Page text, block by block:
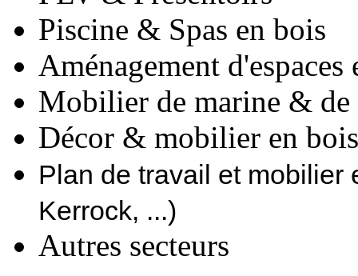
Piscine & Spas en bois
Aménagement d'espaces
Mobilier de marine & de
Décor & mobilier en bois
Plan de travail et mobilier
Kerrock, ...)
Autres secteurs